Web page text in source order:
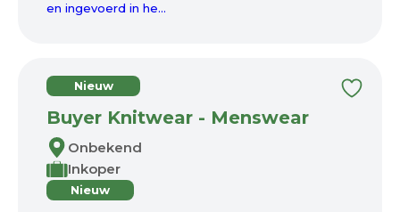
en ingevoerd in he...
Nieuw
Buyer Knitwear - Menswear
Onbekend
Inkoper
Nieuw